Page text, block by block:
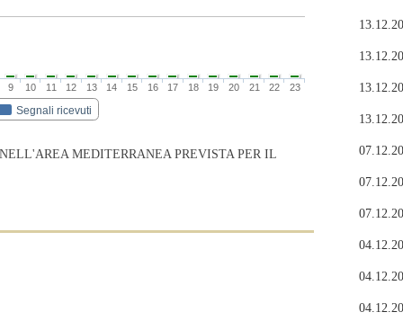
Segnali ricevuti
9 10 11 12 13 14 15 16 17 18 19 20 21 22 23
MEDITERRANEA PREVISTA PER IL